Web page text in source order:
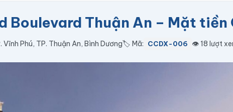
Boulevard Thuận An – Mặt tiền
Phú, TP. Thuận An, Bình Dương🏷️ Mã: CCDX-006 👁️ 18 lượt